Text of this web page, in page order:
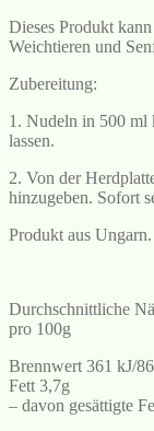
Dieses Produkt
Weichtieren und
Zubereitung:
1. Nudeln in 500 ml
lassen.
2. Von der
hinzugeben. Sofort
Produkt aus Ungarn.
Durchschnittliche
pro 100g
Brennwert 361 kJ/
Fett 3,7g
– davon gesättigte